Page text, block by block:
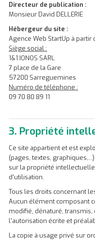
Directeur de publication :
Monsieur David DELLERIE
Hébergeur du site :
Agence Web StartUp à partir
Siège social :
1&1 IONOS SARL
7 place de la Gare
57200 Sarreguemines
Numéro de téléphone :
09 70 80 89 11
3. Propriété
Ce site appartient et est
(pages, textes,
sur la propriété
d'utilisation.
Tous les droits concernant
Aucun élément composant
modifié, dénaturé, transmis,
l'autorisation écrite et
La copie à usage privé sur